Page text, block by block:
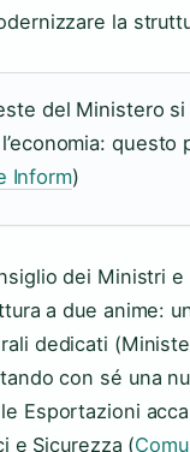
la
del Ministero
questo
Inform)
dei Ministri
a due anime:
dedicati
con sé una
Esportazioni
e Sicurezza (